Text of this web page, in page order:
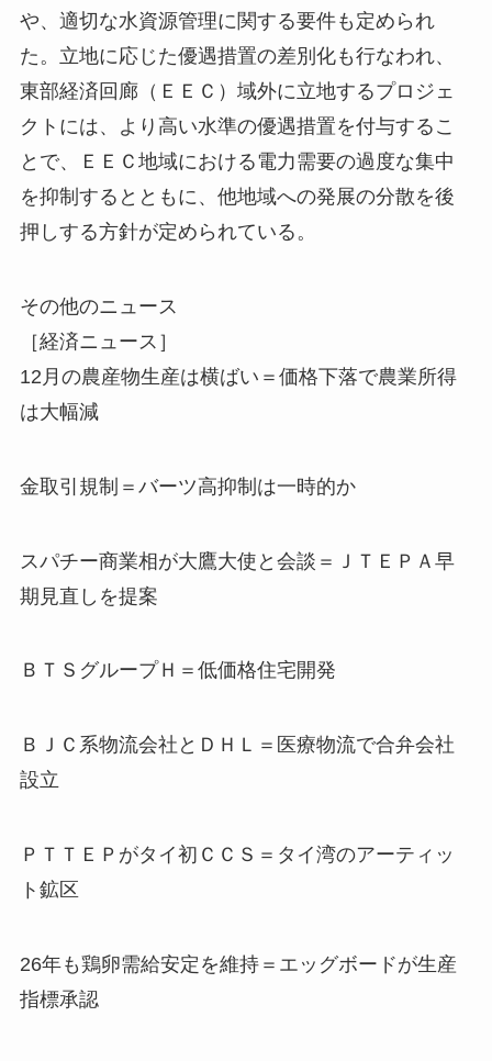
や、適切な水資源管理に関する要件も定められ
た。立地に応じた優遇措置の差別化も行なわれ、
東部経済回廊（ＥＥＣ）域外に立地するプロジェ
クトには、より高い水準の優遇措置を付与するこ
とで、ＥＥＣ地域における電力需要の過度な集中
を抑制するとともに、他地域への発展の分散を後
押しする方針が定められている。
その他のニュース
［経済ニュース］
12月の農産物生産は横ばい＝価格下落で農業所得
は大幅減
金取引規制＝バーツ高抑制は一時的か
スパチー商業相が大鷹大使と会談＝ＪＴＥＰＡ早
期見直しを提案
ＢＴＳグループＨ＝低価格住宅開発
ＢＪＣ系物流会社とＤＨＬ＝医療物流で合弁会社
設立
ＰＴＴＥＰがタイ初ＣＣＳ＝タイ湾のアーティッ
ト鉱区
26年も鶏卵需給安定を維持＝エッグボードが生産
指標承認